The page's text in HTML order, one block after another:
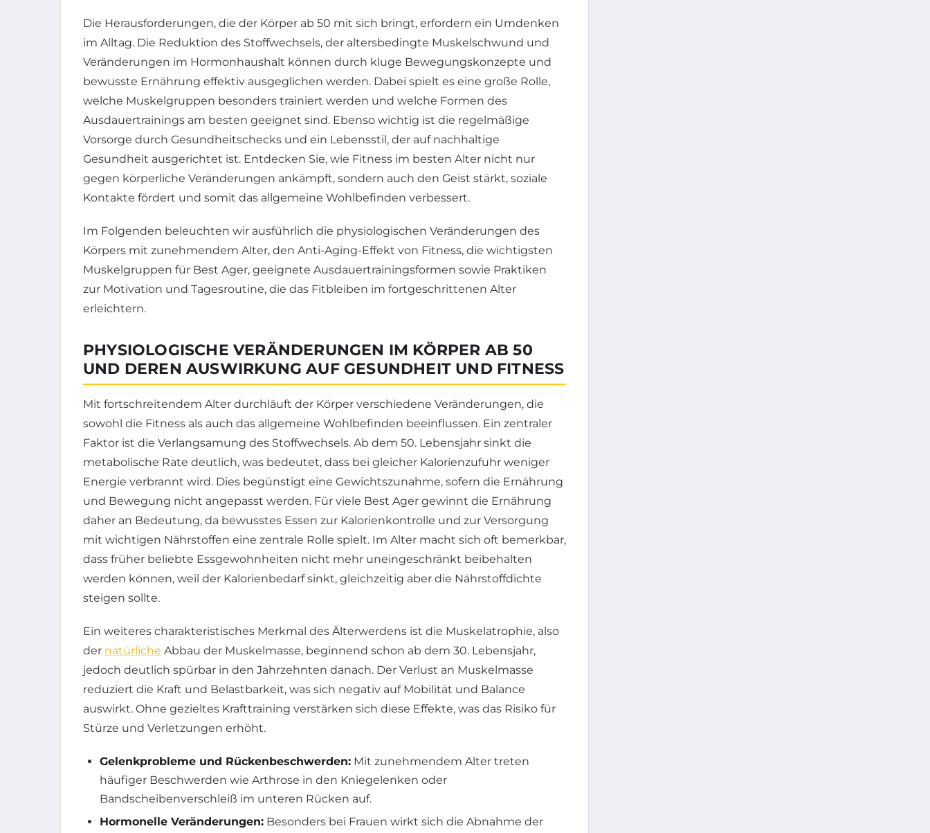
Die Herausforderungen, die der Körper ab 50 mit sich bringt, erfordern ein Umdenken
im Alltag. Die Reduktion des Stoffwechsels, der altersbedingte Muskelschwund und
Veränderungen im Hormonhaushalt können durch kluge Bewegungskonzepte und
bewusste Ernährung effektiv ausgeglichen werden. Dabei spielt es eine große Rolle,
welche Muskelgruppen besonders trainiert werden und welche Formen des
Ausdauertrainings am besten geeignet sind. Ebenso wichtig ist die regelmäßige
Vorsorge durch Gesundheitschecks und ein Lebensstil, der auf nachhaltige
Gesundheit ausgerichtet ist. Entdecken Sie, wie Fitness im besten Alter nicht nur
gegen körperliche Veränderungen ankämpft, sondern auch den Geist stärkt, soziale
Kontakte fördert und somit das allgemeine Wohlbefinden verbessert.
Im Folgenden beleuchten wir ausführlich die physiologischen Veränderungen des
Körpers mit zunehmendem Alter, den Anti-Aging-Effekt von Fitness, die wichtigsten
Muskelgruppen für Best Ager, geeignete Ausdauertrainingsformen sowie Praktiken
zur Motivation und Tagesroutine, die das Fitbleiben im fortgeschrittenen Alter
erleichtern.
PHYSIOLOGISCHE VERÄNDERUNGEN IM KÖRPER AB 50
UND DEREN AUSWIRKUNG AUF GESUNDHEIT UND FITNESS
Mit fortschreitendem Alter durchläuft der Körper verschiedene Veränderungen, die
sowohl die Fitness als auch das allgemeine Wohlbefinden beeinflussen. Ein zentraler
Faktor ist die Verlangsamung des Stoffwechsels. Ab dem 50. Lebensjahr sinkt die
metabolische Rate deutlich, was bedeutet, dass bei gleicher Kalorienzufuhr weniger
Energie verbrannt wird. Dies begünstigt eine Gewichtszunahme, sofern die Ernährung
und Bewegung nicht angepasst werden. Für viele Best Ager gewinnt die Ernährung
daher an Bedeutung, da bewusstes Essen zur Kalorienkontrolle und zur Versorgung
mit wichtigen Nährstoffen eine zentrale Rolle spielt. Im Alter macht sich oft bemerkbar,
dass früher beliebte Essgewohnheiten nicht mehr uneingeschränkt beibehalten
werden können, weil der Kalorienbedarf sinkt, gleichzeitig aber die Nährstoffdichte
steigen sollte.
Ein weiteres charakteristisches Merkmal des Älterwerdens ist die Muskelatrophie, also
der natürliche Abbau der Muskelmasse, beginnend schon ab dem 30. Lebensjahr,
jedoch deutlich spürbar in den Jahrzehnten danach. Der Verlust an Muskelmasse
reduziert die Kraft und Belastbarkeit, was sich negativ auf Mobilität und Balance
auswirkt. Ohne gezieltes Krafttraining verstärken sich diese Effekte, was das Risiko für
Stürze und Verletzungen erhöht.
Gelenkprobleme und Rückenbeschwerden: Mit zunehmendem Alter treten
häufiger Beschwerden wie Arthrose in den Kniegelenken oder
Bandscheibenverschleiß im unteren Rücken auf.
Hormonelle Veränderungen: Besonders bei Frauen wirkt sich die Abnahme der